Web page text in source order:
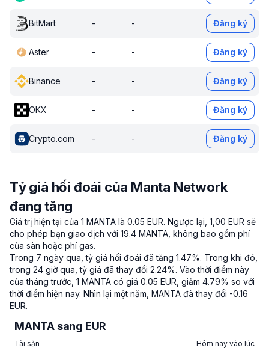
BitMart - - Đăng ký
Aster - - Đăng ký
Binance - - Đăng ký
OKX - - Đăng ký
Crypto.com - - Đăng ký
Tỷ giá hối đoái của Manta Network
đang tăng
Giá trị hiện tại của 1 MANTA là 0.05 EUR. Ngược lại, 1,00 EUR sẽ
cho phép bạn giao dịch với 19.4 MANTA, không bao gồm phí
của sàn hoặc phí gas.
Trong 7 ngày qua, tỷ giá hối đoái đã tăng 1.47%. Trong khi đó,
trong 24 giờ qua, tỷ giá đã thay đổi 2.24%. Vào thời điểm này
của tháng trước, 1 MANTA có giá 0.05 EUR, giảm 4.79% so với
thời điểm hiện nay. Nhìn lại một năm, MANTA đã thay đổi -0.16
EUR.
MANTA sang EUR
Tài sản Hôm nay vào lúc